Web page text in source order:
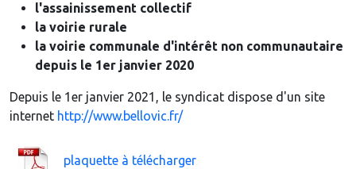
l'assainissement collectif
la voirie rurale
la voirie communale d'intérêt non communautaire
depuis le 1er janvier 2020
Depuis le 1er janvier 2021, le syndicat dispose d'un site
internet http://www.bellovic.fr/
plaquette à télécharger